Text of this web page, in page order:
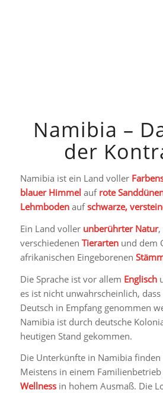
Namibia –
der
Namibia ist ein Land voller
blauer Himmel auf rote
Lehmbodenaufschwarze,
Ein Land voller unberührter Natur,
verschiedenen Tierartenund dem
afrikanischen Eingeborenen
Die Sprache ist vor allem Englisch
es ist nicht unwahrscheinlich,
Deutsch in Empfang genommen
Namibia ist durch deutsche
heutigen Stand gekommen.
Die Unterkünfte in Namibia finden
Meistens in einem
Wellnessin hohem Ausmaß. Die